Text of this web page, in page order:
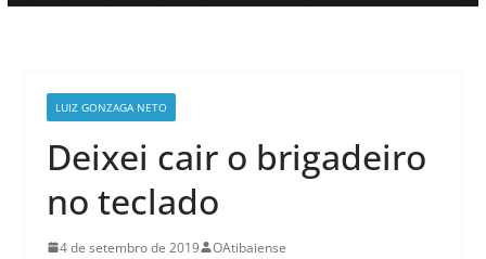
LUIZ GONZAGA NETO
Deixei cair o brigadeiro
no teclado
4 de setembro de 2019 OAtibaiense